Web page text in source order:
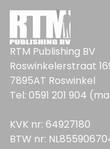
RTM Publishing BV
Roswinkelerstraat
7895AT Roswinkel
Tel: 0591 201 904
KVK nr: 64927180
BTW nr: